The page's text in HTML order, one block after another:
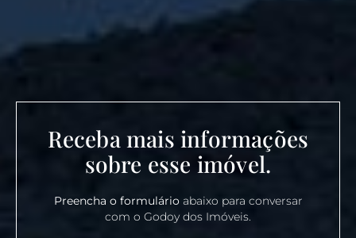
Receba mais informações
sobre esse imóvel.
Preencha o formulárioabaixo para conversar
com o Godoy dos Imóveis.